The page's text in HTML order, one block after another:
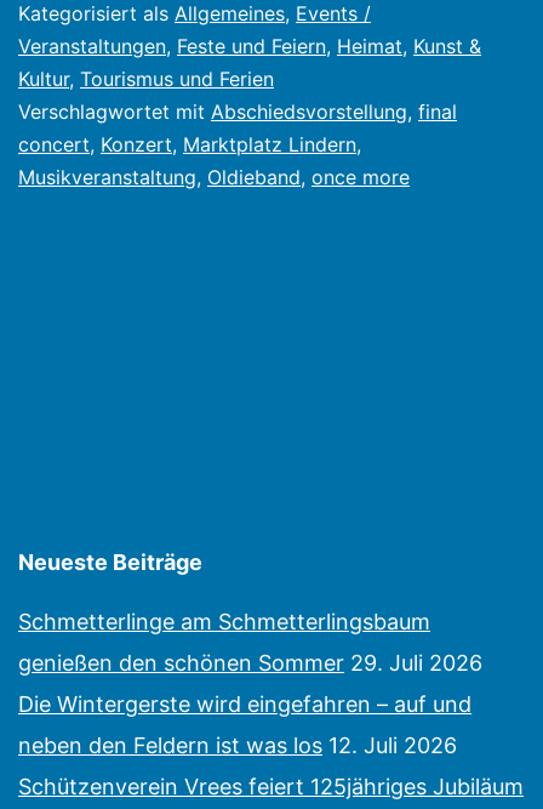
Kategorisiert als Allgemeines, Events /
Veranstaltungen, Feste und Feiern, Heimat, Kunst &
Kultur, Tourismus und Ferien
Verschlagwortet mit Abschiedsvorstellung, final
concert, Konzert, Marktplatz Lindern,
Musikveranstaltung, Oldieband, once more
Neueste Beiträge
Schmetterlinge am Schmetterlingsbaum
genießen den schönen Sommer 29. Juli 2026
Die Wintergerste wird eingefahren – auf und
neben den Feldern ist was los 12. Juli 2026
Schützenverein Vrees feiert 125jähriges Jubiläum